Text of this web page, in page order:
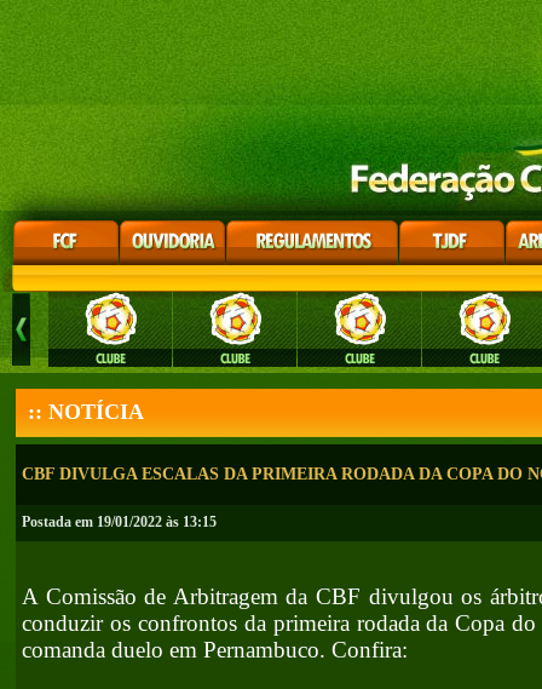
:: NOTÍCIA
CBF DIVULGA ESCALAS DA PRIMEIRA RODADA DA COPA DO
Postada em 19/01/2022 às 13:15
A Comissão de Arbitragem da CBF divulgou os
conduzir os confrontos da primeira rodada da Copa do
comanda duelo em Pernambuco. Confira: